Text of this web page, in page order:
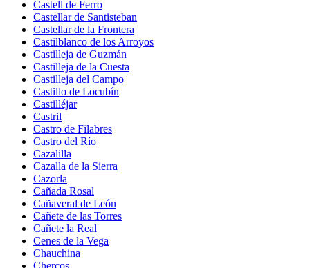
Castell de Ferro
Castellar de Santisteban
Castellar de la Frontera
Castilblanco de los Arroyos
Castilleja de Guzmán
Castilleja de la Cuesta
Castilleja del Campo
Castillo de Locubín
Castilléjar
Castril
Castro de Filabres
Castro del Río
Cazalilla
Cazalla de la Sierra
Cazorla
Cañada Rosal
Cañaveral de León
Cañete de las Torres
Cañete la Real
Cenes de la Vega
Chauchina
Chercos